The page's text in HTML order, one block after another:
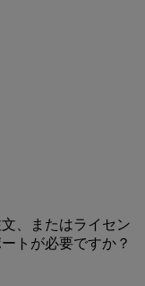
、またはライセン
トが必要ですか？